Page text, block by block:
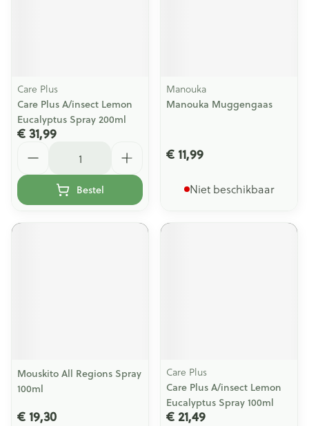
Care Plus
Care Plus A/insect Lemon
Eucalyptus Spray 200ml
€ 31,99
Bestel
Manouka
Manouka Muggengaas
€ 11,99
Niet beschikbaar
Mouskito All Regions Spray
100ml
€ 19,30
Care Plus
Care Plus A/insect Lemon
Eucalyptus Spray 100ml
€ 21,49